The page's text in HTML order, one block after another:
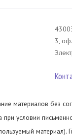
3,
материалов без
условии
материал).